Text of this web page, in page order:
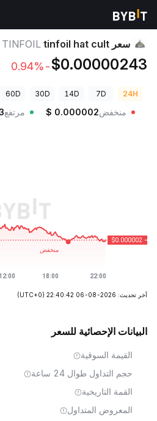
أسعار العملات الرقمية
سعر tinfoil hat cult TINFOIL
$0.00000243
-0.94%
24H
7D
14D
30D
60D
منخفض $ 0.000002 مرتفع
آخر تحديث: 2026-08-06 22:40:42 (UTC+0)
البيانات الإحصائية للسعر
القيمة السوقية
حجم التداول طوال 24 ساعة
القمة التاريخية
المعروض المتداول